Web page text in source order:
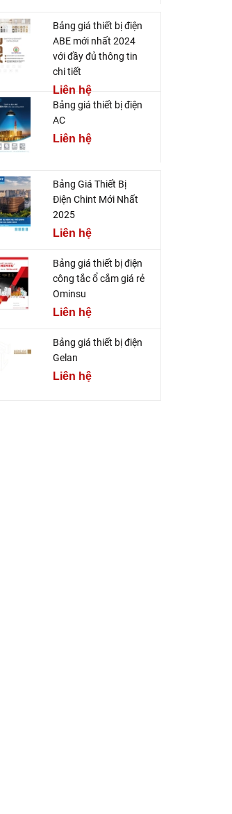
Bảng giá thiết bị điện
ABE mới nhất 2024
với đầy đủ thông tin
chi tiết
Liên hệ
Bảng giá thiết bị điện
AC
Liên hệ
Bảng Giá Thiết Bị
Điện Chint Mới Nhất
2025
Liên hệ
Bảng giá thiết bị điện
công tắc ổ cắm giá rẻ
Ominsu
Liên hệ
Bảng giá thiết bị điện
Gelan
Liên hệ